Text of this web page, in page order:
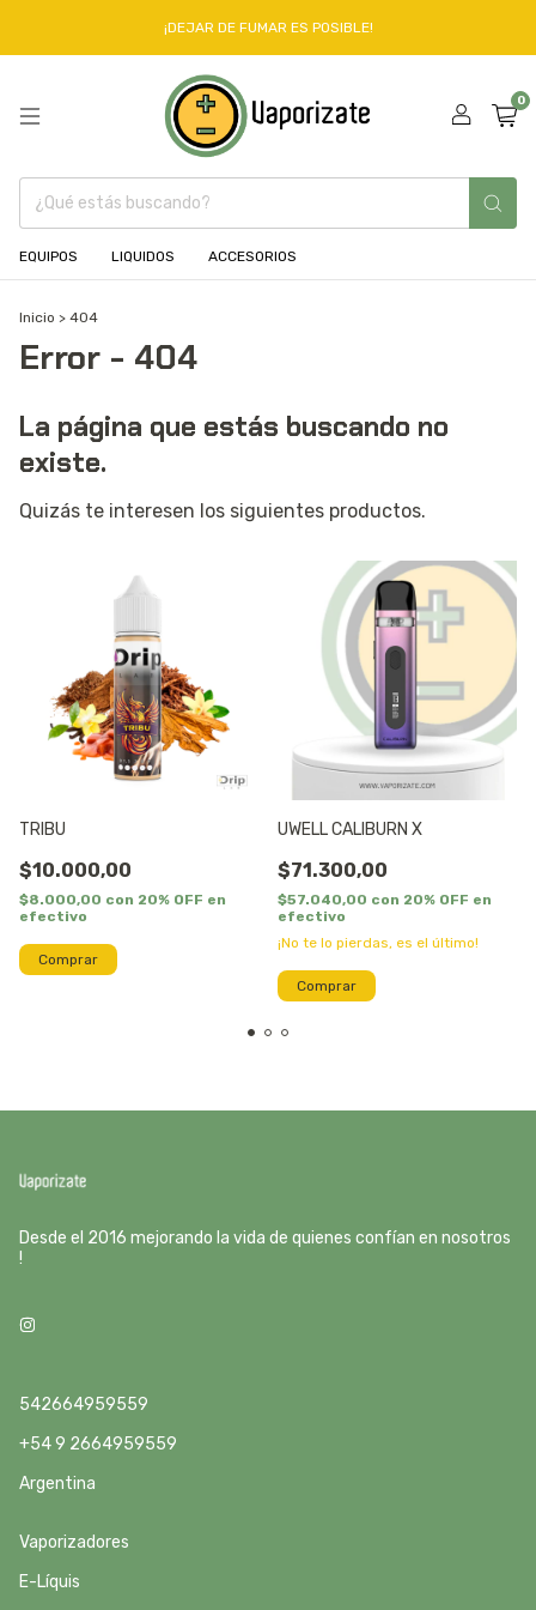
¡DEJAR DE FUMAR ES POSIBLE!
0
EQUIPOS LIQUIDOS ACCESORIOS
Inicio > 404
Error - 404
La página que estás buscando no
existe.
Quizás te interesen los siguientes productos.
TRIBU
$10.000,00
$8.000,00 con 20% OFF en
efectivo
Comprar
UWELL CALIBURN X
$71.300,00
$57.040,00 con 20% OFF en
efectivo
¡No te lo pierdas, es el último!
Desde el 2016 mejorando la vida de quienes confían en nosotros
!
542664959559
+54 9 2664959559
Argentina
Vaporizadores
E-Líquis